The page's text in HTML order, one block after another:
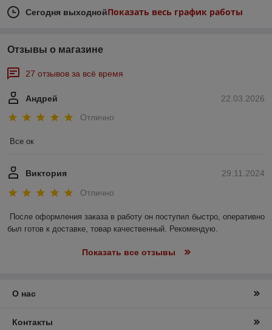
Сегодня выходнойПоказать весь график работы
Отзывы о магазине
27 отзывов за всё время
22.03.2026
Андрей
Отлично
Все ок
29.11.2024
Виктория
Отлично
После оформления заказа в работу он поступил быстро, оперативно
был готов к доставке, товар качественный. Рекомендую.
Показать все отзывы
О нас
Контакты